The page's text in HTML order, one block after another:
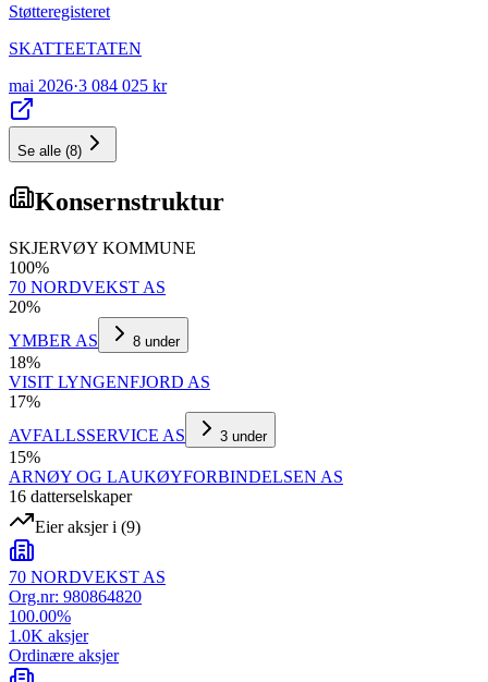
Støtteregisteret
SKATTEETATEN
mai 2026·3 084 025 kr
Se alle (8)
Konsernstruktur
SKJERVØY KOMMUNE
100%
70 NORDVEKST AS
20%
YMBER AS
8 under
18%
VISIT LYNGENFJORD AS
17%
AVFALLSSERVICE AS
3 under
15%
ARNØY OG LAUKØYFORBINDELSEN AS
16 datterselskaper
Eier aksjer i (9)
70 NORDVEKST AS
Org.nr: 980864820
100.00%
1.0K aksjer
Ordinære aksjer